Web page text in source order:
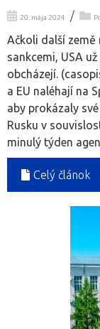
20. mája 2024 /
Ačkoli další
sankcemi, USA
obcházejí.
a EU naléhají na
aby prokázaly
Rusku v
minulý týden
Celý článok